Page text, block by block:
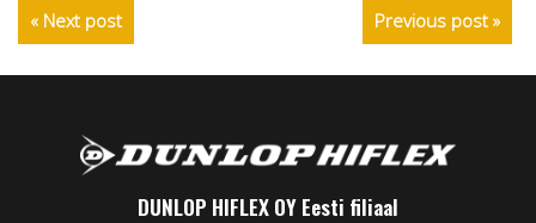
Previous post »
« Next post
DUNLOP HIFLEX OY Eesti filiaal